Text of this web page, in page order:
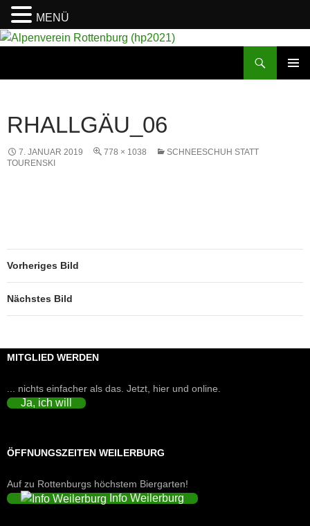
RHALLGÄU_06
7. JANUAR 2019 778 × 1038
SCHNEESCHUH STATT
TOURENSKI
Vorheriges Bild
Nächstes Bild
MITGLIED WERDEN
... nichts einfacher als das. Jetzt, hier und online.
Ja, ich will
ÖFFNUNGSZEITEN WEILERBURG
Auf zu Rottenburgs höchstem Biergarten!
Info Weilerburg
MENÜ